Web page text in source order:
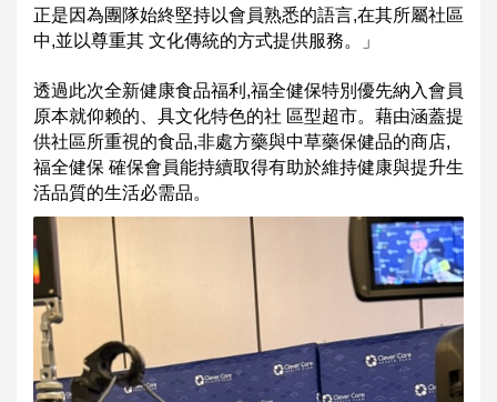
正是因為團隊始終堅持以會員熟悉的語言,在其所屬社區
中,並以尊重其 文化傳統的方式提供服務。」
透過此次全新健康食品福利,福全健保特別優先納入會員
原本就仰赖的、具文化特色的社 區型超市。藉由涵蓋提
供社區所重視的食品,非處方藥與中草藥保健品的商店,
福全健保 確保會員能持續取得有助於維持健康與提升生
活品質的生活必需品。